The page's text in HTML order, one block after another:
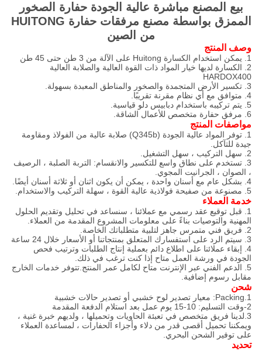
بيع المصنع مباشرة عالية الجودة حفارة الصخور
الممزق بواسطة مصنع مرفقات حفارة HUITONG
من الصين
وصف المنتج
1. يمكن استخدام الكسارة Huitong على الآلة من 3 طن حتى 45 طن
2. الكسارة لديها خيار المواد ذات القوة العالية والصلابة العالية
HARDOX400
3. تكسير الأرض المتجمدة والصخور والمناطق المعبدة بسهولة.
4. متوافق مع أي نظام مقرنة تقريبًا.
5. يتم تركيبه باستخدام دبابيس دلو قياسية.
6. مرفق حفارة متخصص للأعمال الشاقة.
مواصفات المنتج
1. توفر المواد عالية الجودة (Q345b) صلابة عالية من الفولاذ ومقاومة
جيدة للتآكل.
2. سهل التركيب ، سهل التشغيل.
3. تستخدم على نطاق واسع للتكسير والانقسام: التربة الصلبة ، الرصيف
، الصوان ، الجرانيت المجوي.
4. بشكل عام مع أسنان واحدة ، يمكن أن يكون اثنان أو ثلاثة أسنان أيضًا.
5. مصنوعة من صفيحة فولاذية عالية القوة ، سهلة التركيب والاستخدام.
خدمة العملاء
1. قبل توقيع عقد رسمي مع عملائنا ، سنساعد في تحليل وتقديم الحلول
المهنية والتوصيات بناءً على معلومات المشروع المقدمة من العملاء.
2. فريق فني متمرس جاهز لتلبية متطلباتك الخاصة.
3. سيتم الرد على استفسارك المتعلق بمنتجاتنا أو الأسعار خلال 24 ساعة
4. إبقاء عملائنا على اطلاع دائم بعملية إنتاج الطلبات وترتيب فحص
الجودة في ورشة العمل متاح إذا كنت ترغب في ذلك.
5. الدعم الفني عبر الإنترنت متاح لكامل عمر المنتج.تتوفر خدمات الخارج
مقابل رسوم إضافية.
شحن
1.Packing: معيار تصدير لوح خشبي أو تصدير حالات خشبية
2-وقت التسليم: 10-15 يوم عمل بعد استلام الدفعة المقدمة
3.لدينا فريق متخصص في تعبئة الحاويات وتحميلها ، ولديهم خبرة غنية ،
ويمكننا تحميل أقصى قدر من دلاء وأجزاء الحفارات ، لمساعدة العملاء
على توفير الشحن البحري.
تحديد